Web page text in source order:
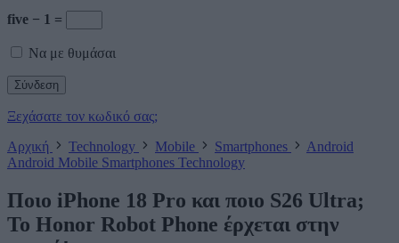
five − 1 =
Να με θυμάσαι
Ξεχάσατε τον κωδικό σας;
Αρχική
Technology Mobile Smartphones
Android
Android Mobile Smartphones Technology
Ποιο iPhone 18 Pro και ποιο S26 Ultra;
To Honor Robot Phone έρχεται στην